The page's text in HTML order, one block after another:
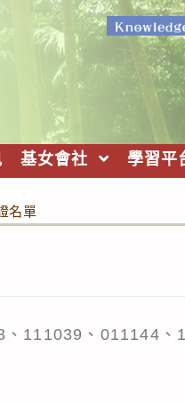
基女會社 學習平
名單
111039、011144、